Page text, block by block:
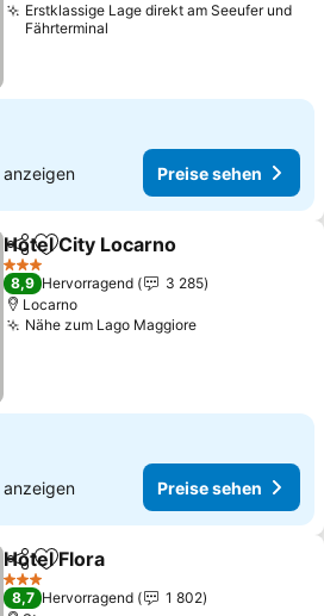
Erstklassige Lage direkt am Seeufer und
Fährterminal
anzeigen Preise sehen
TeilenZu Favoriten hinzufügen
Hotel City Locarno
3 Sterne
8,9 Hervorragend
3 285
Locarno
Nähe zum Lago Maggiore
anzeigen Preise sehen
TeilenZu Favoriten hinzufügen
Hotel Flora
3 Sterne
8,7 Hervorragend
1 802